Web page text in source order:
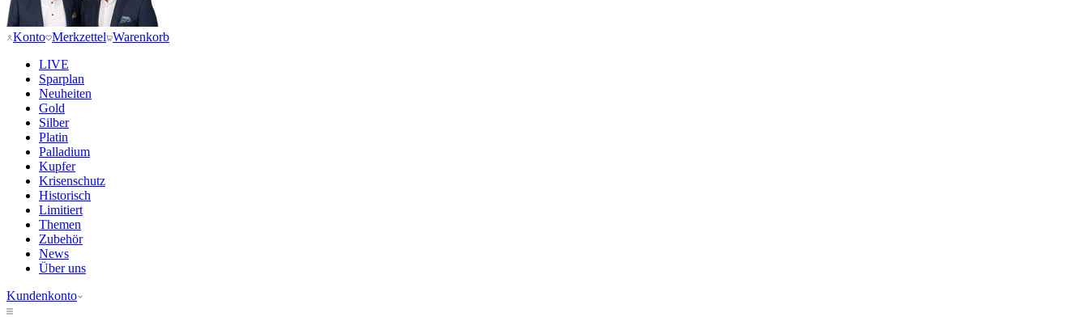
Konto Merkzettel Warenkorb
LIVE
Sparplan
Neuheiten
Gold
Silber
Platin
Palladium
Kupfer
Krisenschutz
Historisch
Limitiert
Themen
Zubehör
News
Über uns
Kundenkonto